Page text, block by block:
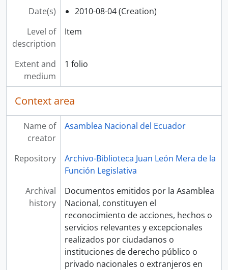
Date(s)
2010-08-04 (Creation)
Level of
description
Item
Extent and
medium
1 folio
Context area
Name of
creator
Asamblea Nacional del Ecuador
Repository
Archivo-Biblioteca Juan León Mera de la
Función Legislativa
Archival
history
Documentos emitidos por la Asamblea
Nacional, constituyen el
reconocimiento de acciones, hechos o
servicios relevantes y excepcionales
realizados por ciudadanos o
instituciones de derecho público o
privado nacionales o extranjeros en